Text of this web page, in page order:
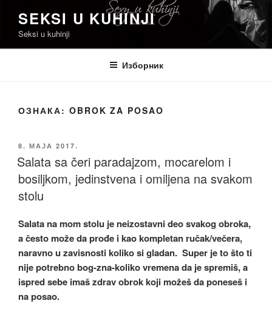
садржај
SEKSI U KUHINJI
Seksi u kuhinji
Изборник
ОЗНАКА: OBROK ZA POSAO
ОБЈАВЉЕНО
8. МАЈА 2017.
Salata sa čeri paradajzom, mocarelom i
bosiljkom, jedinstvena i omiljena na svakom
stolu
Salata na mom stolu je neizostavni deo svakog obroka,
a često može da prođe i kao kompletan ručak/večera,
naravno u zavisnosti koliko si gladan. Super je to što ti
nije potrebno bog-zna-koliko vremena da je spremiš, a
ispred sebe imaš zdrav obrok koji možeš da poneseš i
na posao.